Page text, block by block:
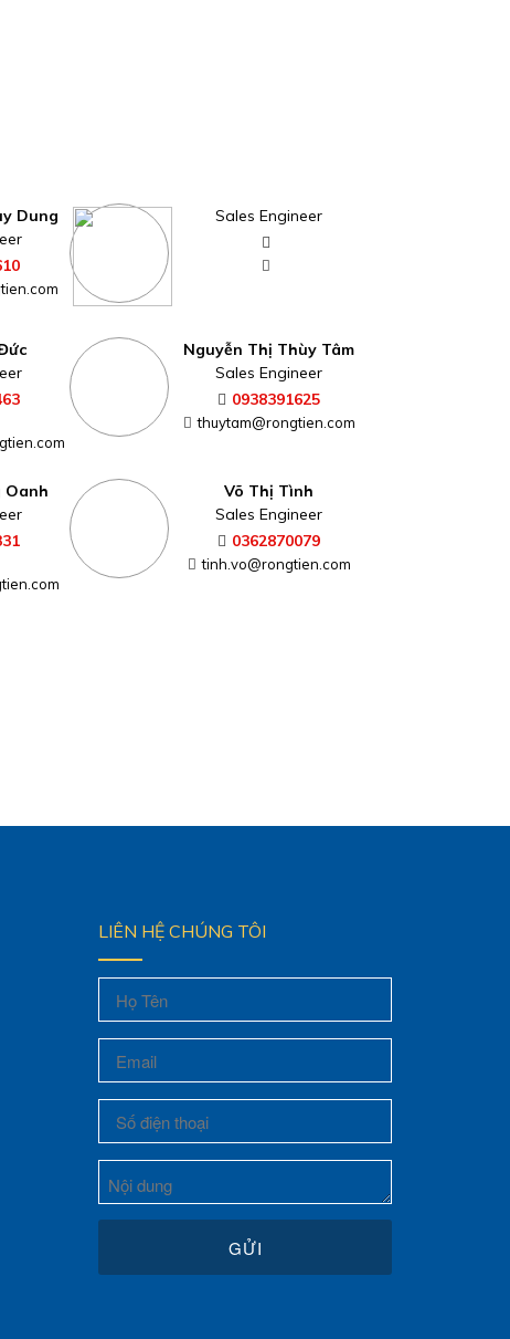
Dung
Sales Engineer
Nguyễn Thị Thùy Tâm
Sales Engineer
0938391625
thuytam@rongtien.com
Oanh
Võ Thị Tình
Sales Engineer
0362870079
tinh.vo@rongtien.com
LIÊN HỆ CHÚNG TÔI